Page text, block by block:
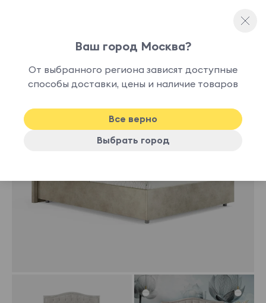
наличии
Ваш город Москва?
От выбранного региона зависят доступные
способы доставки, цены и наличие товаров
Все верно
Выбрать город